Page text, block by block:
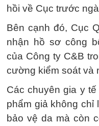
hồi về Cục trước
Bên cạnh đó, Cục
nhận hồ sơ công
của Công ty C&B
cường kiểm soát và
Các chuyên gia y
phẩm giả không chỉ
bảo vệ da mà còn